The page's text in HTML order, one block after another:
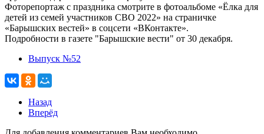
Фоторепортаж с праздника смотрите в фотоальбоме «Ёлка для
детей из семей участников СВО 2022» на страничке
«Барышских вестей» в соцсети «ВКонтакте».
Подробности в газете "Барышские вести" от 30 декабря.
Выпуск №52
Назад
Вперёд